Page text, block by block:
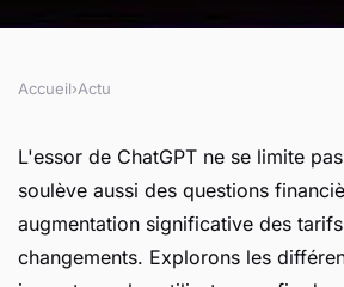
Accueil›Actu
L'essor de ChatGPT ne se limite
soulève aussi des questions
augmentation significative des
changements. Explorons les